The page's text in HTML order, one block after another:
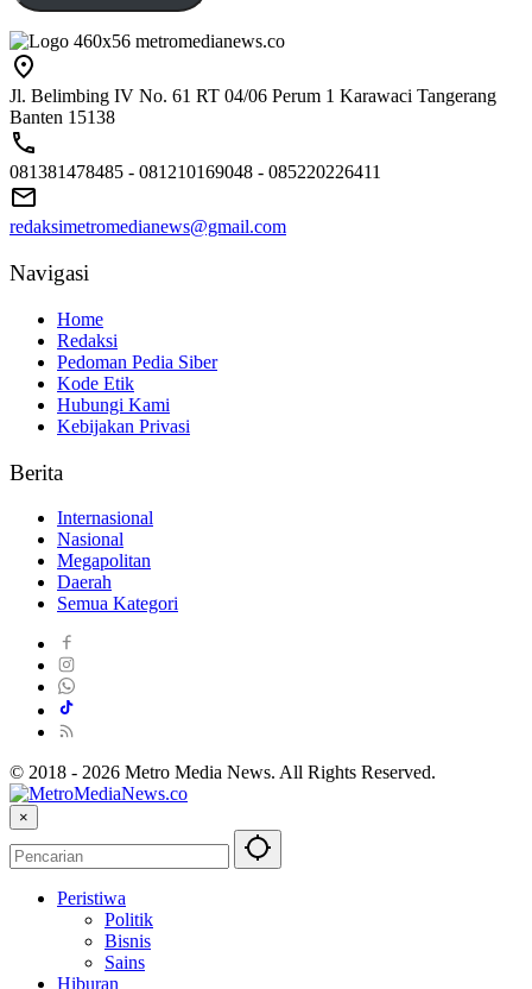
Jl. Belimbing IV No. 61 RT 04/06 Perum 1 Karawaci Tangerang
Banten 15138
081381478485 - 081210169048 - 085220226411
redaksimetromedianews@gmail.com
Navigasi
Home
Redaksi
Pedoman Pedia Siber
Kode Etik
Hubungi Kami
Kebijakan Privasi
Berita
Internasional
Nasional
Megapolitan
Daerah
Semua Kategori
© 2018 - 2026 Metro Media News. All Rights Reserved.
×
Peristiwa
Politik
Bisnis
Sains
Hiburan